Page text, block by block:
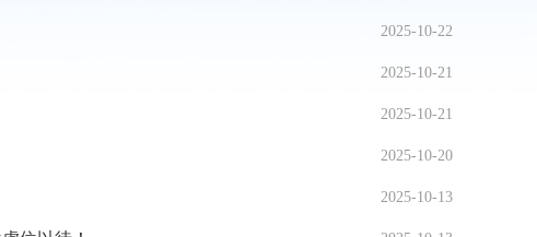
2025-10-22
2025-10-21
2025-10-21
2025-10-20
2025-10-13